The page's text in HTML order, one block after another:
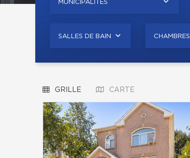
MUNICIPALITÉS
SALLES DE BAIN
CHAMBRES
GRILLE CARTE